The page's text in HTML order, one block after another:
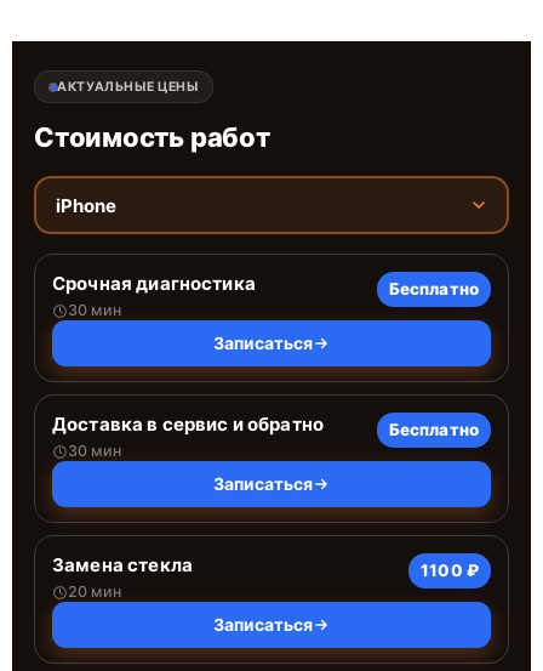
АКТУАЛЬНЫЕ ЦЕНЫ
Стоимость работ
iPhone
Срочная диагностика
30 мин
Бесплатно
Записаться
Доставка в сервис и обратно
30 мин
Бесплатно
Записаться
Замена стекла
20 мин
1100 ₽
Записаться